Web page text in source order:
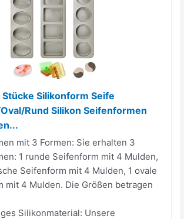
Stücke Silikonform Seife
Rund Silikon Seifenformen
mit 3 Formen: Sie erhalten 3
1 runde Seifenform mit 4 Mulden,
Seifenform mit 4 Mulden, 1 ovale
mit 4 Mulden. Die Größen betragen
Silikonmaterial: Unsere